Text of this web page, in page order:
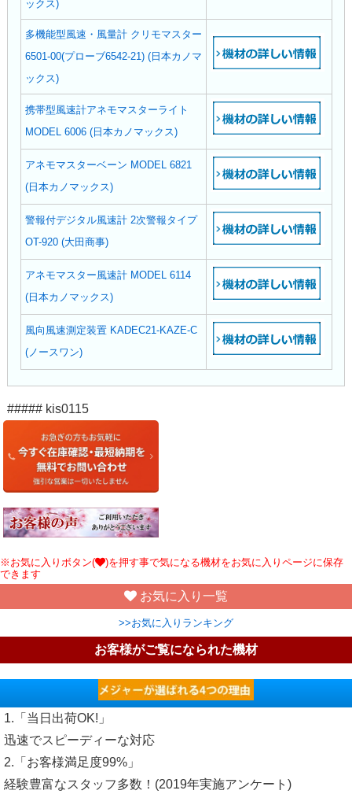
ックス)
多機能型風速・風量計 クリモマスター
6501-00(プローブ6542-21) (日本カノマ
ックス)
携帯型風速計アネモマスターライト
MODEL 6006 (日本カノマックス)
アネモマスターベーン MODEL 6821
(日本カノマックス)
警報付デジタル風速計 2次警報タイプ
OT-920 (大田商事)
アネモマスター風速計 MODEL 6114
(日本カノマックス)
風向風速測定装置 KADEC21-KAZE-C
(ノースワン)
##### kis0115
※お気に入りボタン(
)を押す事で気になる機材をお気に入りページに保存
できます
お気に入り一覧
>>お気に入りランキング
お客様がご覧になられた機材
1.「当日出荷OK!」
迅速でスピーディーな対応
2.「お客様満足度99%」
経験豊富なスタッフ多数！(2019年実施アンケート)